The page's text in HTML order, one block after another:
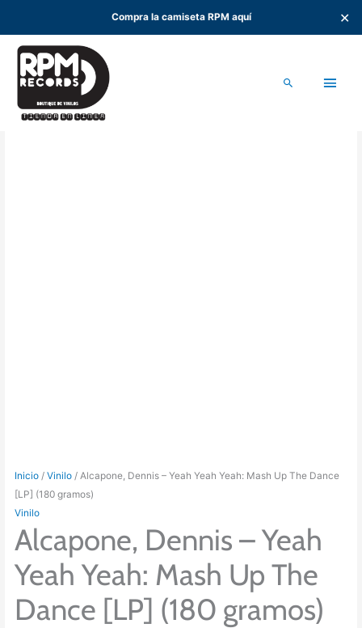
Compra la camiseta RPM aquí ✕
contenido
Buscar
Inicio /Vinilo / Alcapone, Dennis – Yeah Yeah Yeah: Mash Up The Dance
[LP] (180 gramos)
Vinilo
Alcapone, Dennis – Yeah
Yeah Yeah: Mash Up The
Dance [LP] (180 gramos)